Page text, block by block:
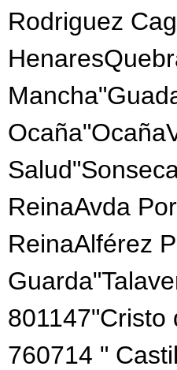
Rodriguez
ReinaAvda
ReinaAlférez
801147"Cristo
760714 "